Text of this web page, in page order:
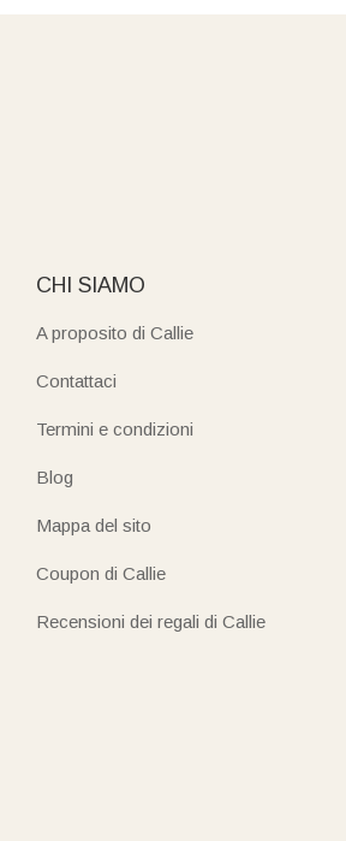
CHI SIAMO
A proposito di Callie
Contattaci
Termini e condizioni
Blog
Mappa del sito
Coupon di Callie
Recensioni dei regali di Callie